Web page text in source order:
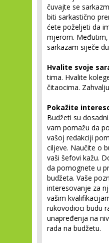
čuvajte se
biti sarkastično
ćete poželjeti da
mjerom.
sarkazam siječe
Hvalite svoje
tima. Hvalite
čitaocima.
Pokažite
Budžeti su
vam pomažu da
vašoj redakciji
ciljeve. Naučite o
vaši šefovi kažu.
da pomognete u
budžeta. Vaše
interesovanje za
vašim
rukovodioci budu
unapređenja na
rada na budžetu.